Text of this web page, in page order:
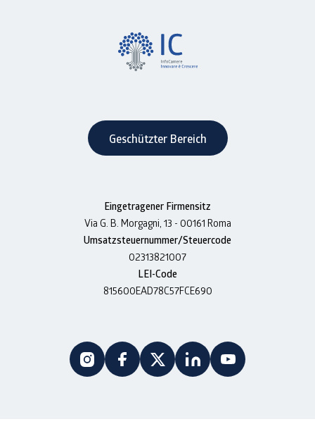
Geschützter Bereich
Eingetragener Firmensitz
Via G. B. Morgagni, 13 - 00161 Roma
Umsatzsteuernummer/Steuercode
02313821007
LEI-Code
815600EAD78C57FCE690